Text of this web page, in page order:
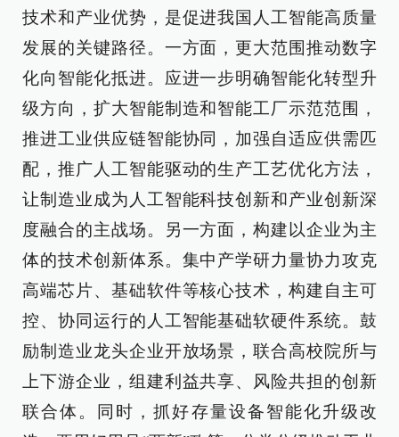
技术和产业优势，是促进我国人工智能高质量
发展的关键路径。一方面，更大范围推动数字
化向智能化抵进。应进一步明确智能化转型升
级方向，扩大智能制造和智能工厂示范范围，
推进工业供应链智能协同，加强自适应供需匹
配，推广人工智能驱动的生产工艺优化方法，
让制造业成为人工智能科技创新和产业创新深
度融合的主战场。另一方面，构建以企业为主
体的技术创新体系。集中产学研力量协力攻克
高端芯片、基础软件等核心技术，构建自主可
控、协同运行的人工智能基础软硬件系统。鼓
励制造业龙头企业开放场景，联合高校院所与
上下游企业，组建利益共享、风险共担的创新
联合体。同时，抓好存量设备智能化升级改